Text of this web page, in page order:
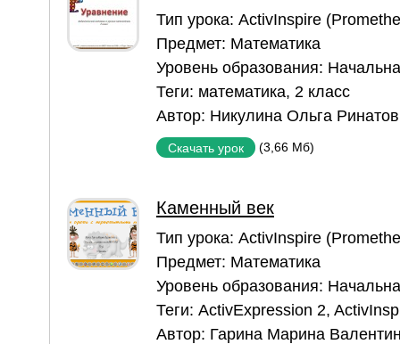
Тип урока: ActivInspire
Предмет: Математика
Уровень образования:
Теги: математика, 2 класс
Автор: Никулина Ольга
Скачать урок (3,66 Мб)
Каменный век
Тип урока: ActivInspire
Предмет: Математика
Уровень образования:
Теги: ActivExpression 2,
Автор: Гарина Марина